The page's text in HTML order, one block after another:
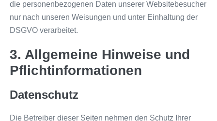
die personenbezogenen Daten unserer Websitebesucher
nur nach unseren Weisungen und unter Einhaltung der
DSGVO verarbeitet.
3. Allgemeine Hinweise und
Pflicht­informationen
Datenschutz
Die Betreiber dieser Seiten nehmen den Schutz Ihrer